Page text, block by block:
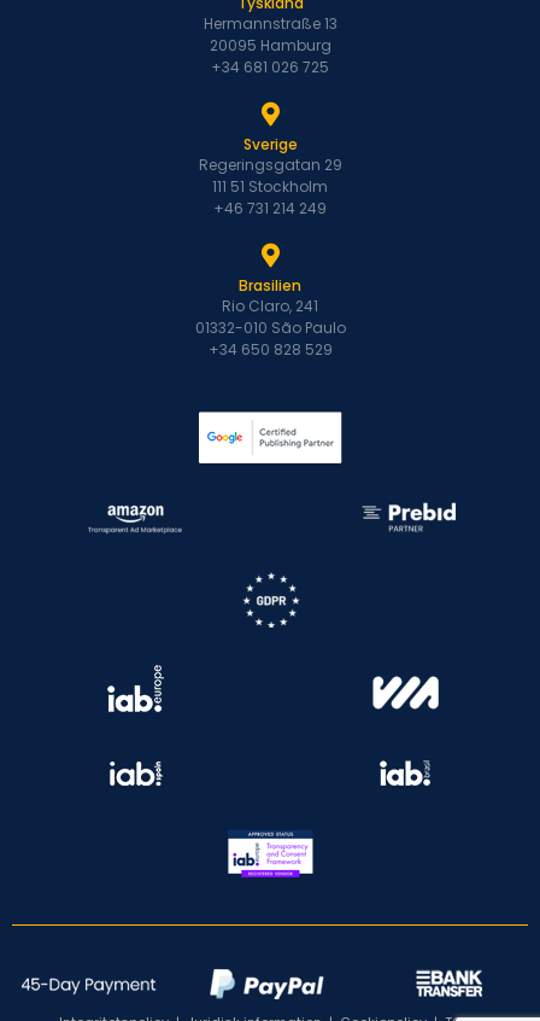
Hermannstraße 13
20095 Hamburg
+34 681 026 725
Sverige
Regeringsgatan 29
111 51 Stockholm
+46 731 214 249
Brasilien
Rio Claro, 241
01332-010 São Paulo
+34 650 828 529